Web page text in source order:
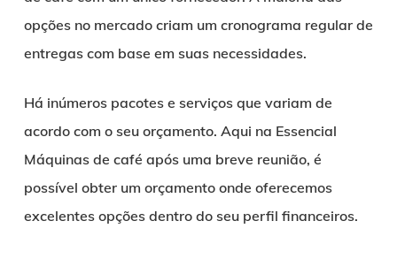
opções no mercado criam um cronograma regular de
entregas com base em suas necessidades.
Há inúmeros pacotes e serviços que variam de
acordo com o seu orçamento. Aqui na Essencial
Máquinas de café após uma breve reunião, é
possível obter um orçamento onde oferecemos
excelentes opções dentro do seu perfil financeiros.